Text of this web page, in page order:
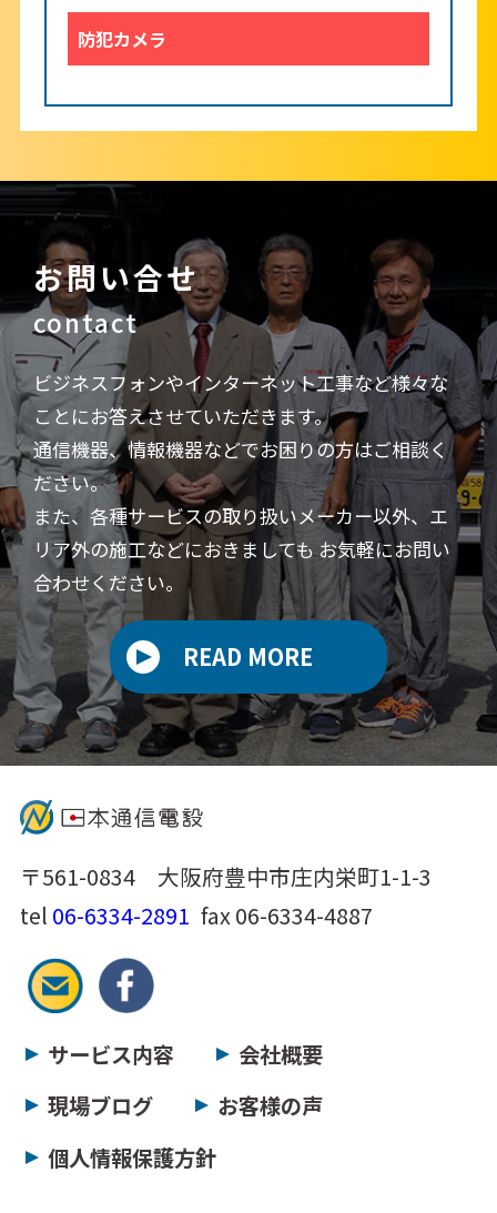
防犯カメラ
お問い合せ
contact
ビジネスフォンやインターネット工事など様々な
ことにお答えさせていただきます。
通信機器、情報機器などでお困りの方はご相談く
ださい。
また、各種サービスの取り扱いメーカー以外、エ
リア外の施工などにおきましてもお気軽にお問い
合わせください。
READ MORE
〒561-0834 大阪府豊中市庄内栄町1-1-3
tel 06-6334-2891 fax 06-6334-4887
サービス内容
会社概要
現場ブログ
お客様の声
個人情報保護方針